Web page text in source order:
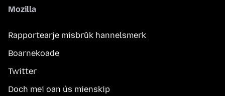
Mozilla
Rapportearje misbrûk hannelsmerk
Boarnekoade
Twitter
Doch mei oan ús mienskip